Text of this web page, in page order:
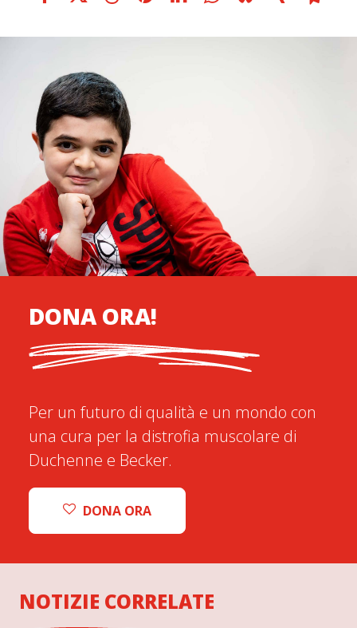
DONA ORA!
Per un futuro di qualità e un mondo con
una cura per la distrofia muscolare di
Duchenne e Becker.
DONA ORA
NOTIZIE CORRELATE